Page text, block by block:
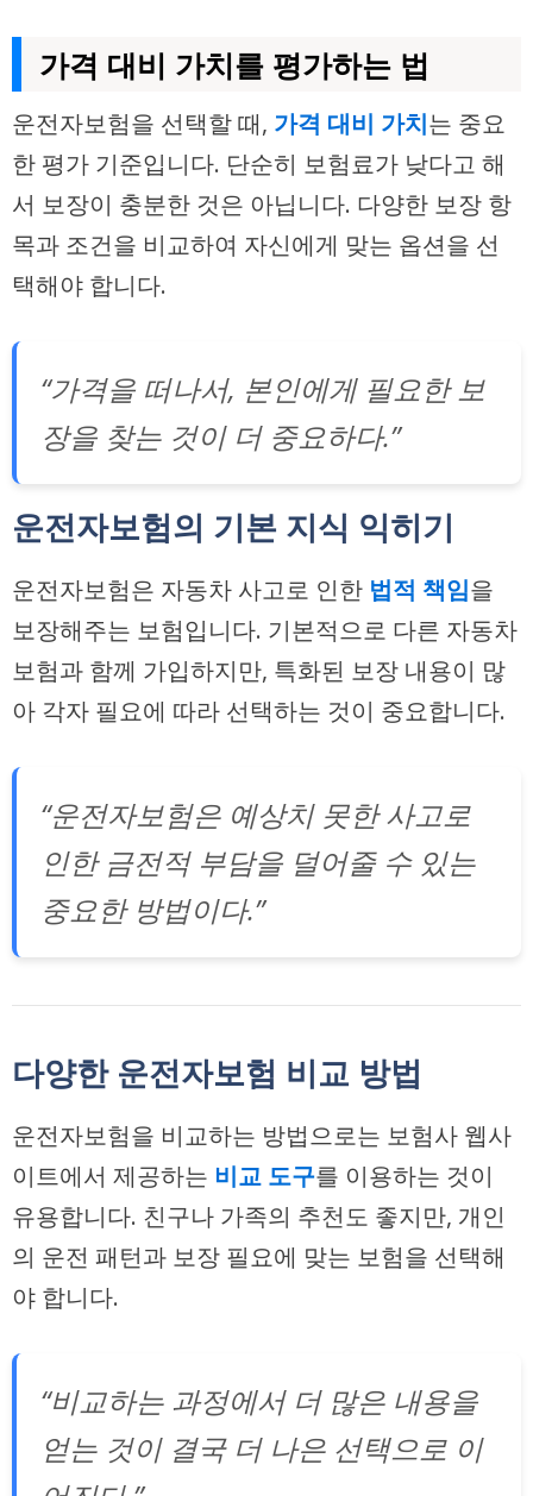
가격 대비 가치를 평가하는 법
운전자보험을 선택할 때, 가격 대비 가치는 중요
한 평가 기준입니다. 단순히 보험료가 낮다고 해
서 보장이 충분한 것은 아닙니다. 다양한 보장 항
목과 조건을 비교하여 자신에게 맞는 옵션을 선
택해야 합니다.
“가격을 떠나서, 본인에게 필요한 보
장을 찾는 것이 더 중요하다.”
운전자보험의 기본 지식 익히기
운전자보험은 자동차 사고로 인한 법적 책임을
보장해주는 보험입니다. 기본적으로 다른 자동차
보험과 함께 가입하지만, 특화된 보장 내용이 많
아 각자 필요에 따라 선택하는 것이 중요합니다.
“운전자보험은 예상치 못한 사고로
인한 금전적 부담을 덜어줄 수 있는
중요한 방법이다.”
다양한 운전자보험 비교 방법
운전자보험을 비교하는 방법으로는 보험사 웹사
이트에서 제공하는 비교 도구를 이용하는 것이
유용합니다. 친구나 가족의 추천도 좋지만, 개인
의 운전 패턴과 보장 필요에 맞는 보험을 선택해
야 합니다.
“비교하는 과정에서 더 많은 내용을
얻는 것이 결국 더 나은 선택으로 이